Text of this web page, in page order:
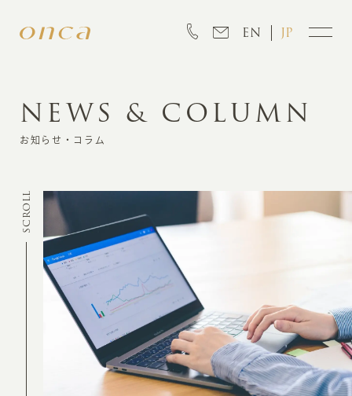
EN JP
INFORMATION
CREATION
MARKETING
NEWS & COLUMN
お知らせ・コラム
SCROLL